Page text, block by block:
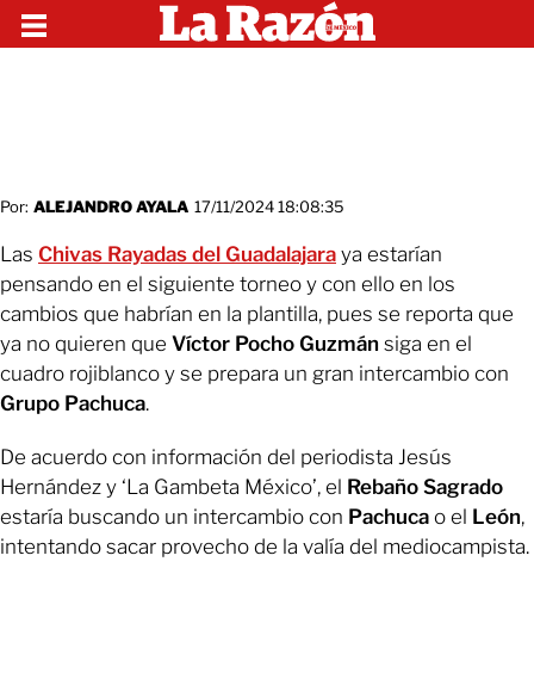
Por: ALEJANDRO AYALA 17/11/2024 18:08:35
Las Chivas Rayadas del Guadalajara ya estarían
pensando en el siguiente torneo y con ello en los
cambios que habrían en la plantilla, pues se reporta que
ya no quieren que Víctor Pocho Guzmán siga en el
cuadro rojiblanco y se prepara un gran intercambio con
Grupo Pachuca.
De acuerdo con información del periodista Jesús
Hernández y ‘La Gambeta México’, el Rebaño Sagrado
estaría buscando un intercambio con Pachuca o el León,
intentando sacar provecho de la valía del mediocampista.